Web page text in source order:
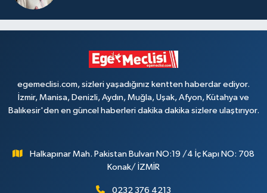
egemeclisi.com, sizleri yaşadığınız kentten haberdar ediyor.
İzmir, Manisa, Denizli, Aydın, Muğla, Uşak, Afyon, Kütahya ve
Balıkesir'den en güncel haberleri dakika dakika sizlere ulaştırıyor.
Halkapınar Mah. Pakistan Bulvarı NO:19 /4 İç Kapı NO: 708
Konak/ İZMİR
0232 376 4213